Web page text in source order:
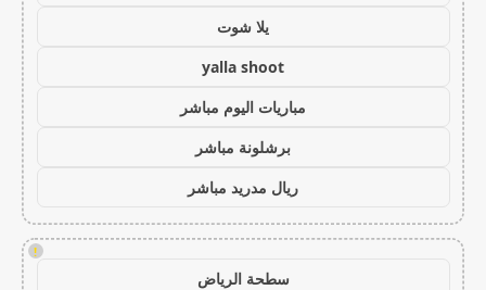
يلا شوت
yalla shoot
مباريات اليوم مباشر
برشلونة مباشر
ريال مدريد مباشر
!
سطحة الرياض